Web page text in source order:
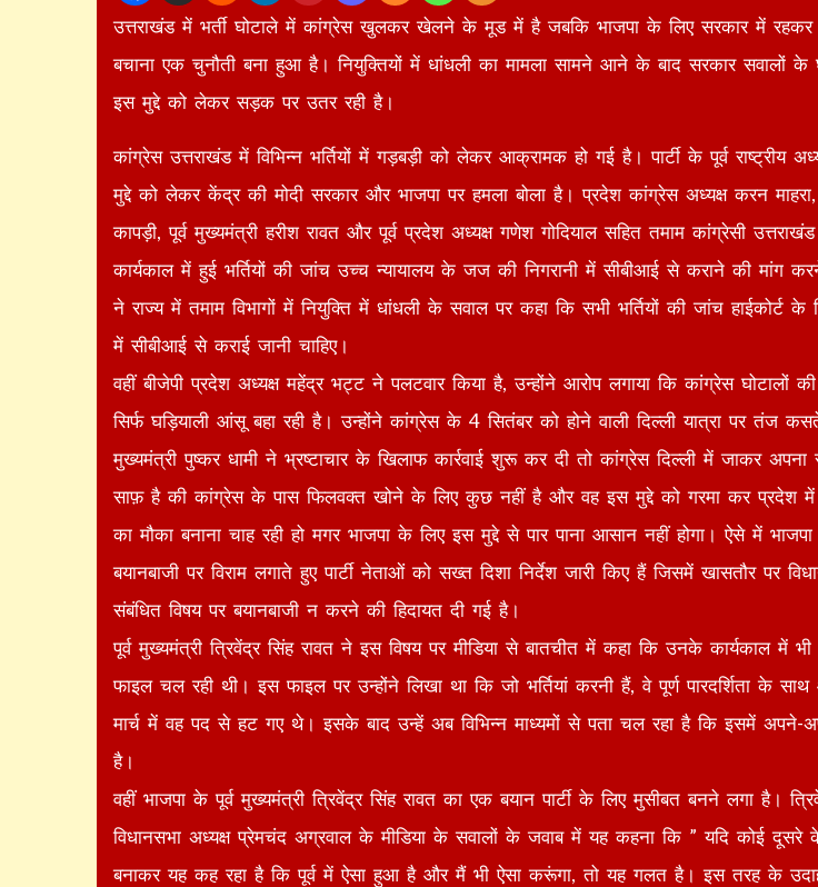
उत्तराखंड में भर्ती घोटाले में कांग्रेस खुलकर खेलने के मूड में है जबकि भाजपा के लिए सरकार में रहकर
बचाना एक चुनौती बना हुआ है। नियुक्तियों में धांधली का मामला सामने आने के बाद सरकार सवालों के
इस मुद्दे को लेकर सड़क पर उतर रही है।
कांग्रेस उत्तराखंड में विभिन्न भर्तियों में गड़बड़ी को लेकर आक्रामक हो गई है। पार्टी के पूर्व राष्ट्रीय
मुद्दे को लेकर केंद्र की मोदी सरकार और भाजपा पर हमला बोला है। प्रदेश कांग्रेस अध्यक्ष करन माहरा,
कापड़ी, पूर्व मुख्यमंत्री हरीश रावत और पूर्व प्रदेश अध्यक्ष गणेश गोदियाल सहित तमाम कांग्रेसी
कार्यकाल में हुई भर्तियों की जांच उच्च न्यायालय के जज की निगरानी में सीबीआई से कराने की मांग
ने राज्य में तमाम विभागों में नियुक्ति में धांधली के सवाल पर कहा कि सभी भर्तियों की जांच हाईकोर्ट के
में सीबीआई से कराई जानी चाहिए।
वहीं बीजेपी प्रदेश अध्यक्ष महेंद्र भट्ट ने पलटवार किया है, उन्होंने आरोप लगाया कि कांग्रेस घोटालों
सिर्फ घड़ियाली आंसू बहा रही है। उन्होंने कांग्रेस के 4 सितंबर को होने वाली दिल्ली यात्रा पर तंज
मुख्यमंत्री पुष्कर धामी ने भ्रष्टाचार के खिलाफ कार्रवाई शुरू कर दी तो कांग्रेस दिल्ली में जाकर अपना
साफ़ है की कांग्रेस के पास फिलवक्त खोने के लिए कुछ नहीं है और वह इस मुद्दे को गरमा कर प्रदेश में
का मौका बनाना चाह रही हो मगर भाजपा के लिए इस मुद्दे से पार पाना आसान नहीं होगा। ऐसे में
बयानबाजी पर विराम लगाते हुए पार्टी नेताओं को सख्त दिशा निर्देश जारी किए हैं जिसमें खासतौर पर
संबंधित विषय पर बयानबाजी न करने की हिदायत दी गई है।
पूर्व मुख्यमंत्री त्रिवेंद्र सिंह रावत ने इस विषय पर मीडिया से बातचीत में कहा कि उनके कार्यकाल में भी
फाइल चल रही थी। इस फाइल पर उन्होंने लिखा था कि जो भर्तियां करनी हैं, वे पूर्ण पारदर्शिता के
मार्च में वह पद से हट गए थे। इसके बाद उन्हें अब विभिन्न माध्यमों से पता चल रहा है कि इसमें अपने-
है।
वहीं भाजपा के पूर्व मुख्यमंत्री त्रिवेंद्र सिंह रावत का एक बयान पार्टी के लिए मुसीबत बनने लगा है।
विधानसभा अध्यक्ष प्रेमचंद अग्रवाल के मीडिया के सवालों के जवाब में यह कहना कि ” यदि कोई दूसरे
बनाकर यह कह रहा है कि पूर्व में ऐसा हुआ है और मैं भी ऐसा करूंगा, तो यह गलत है। इस तरह के